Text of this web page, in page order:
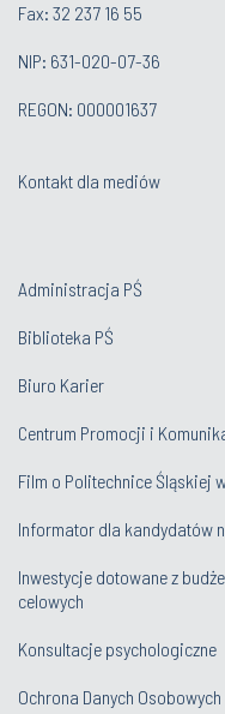
Fax: 32 237 16 55
NIP: 631-020-07-36
REGON: 000001637
Kontakt dla mediów
Administracja PŚ
Biblioteka PŚ
Biuro Karier
Centrum Promocji i
Film o Politechnice Śląskiej
Informator dla kandydatów
Inwestycje dotowane z
celowych
Konsultacje psychologiczne
Ochrona Danych Osobowych